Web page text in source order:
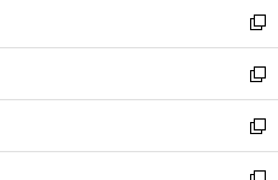
く
ド
ウ
で
開
く
ィ
ン
ド
ウ
で
開
い
ウ
ィ
ン
ド
ウ
新
し
い
ウ
ィ
ン
新
し
い
ウ
新
し